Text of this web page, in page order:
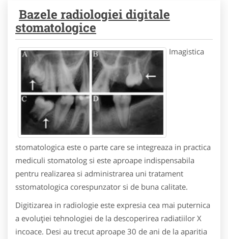
Bazele radiologiei digitale
stomatologice
Imagistica
stomatologica este o parte care se integreaza in practica
mediculi stomatolog si este aproape indispensabila
pentru realizarea si administrarea uni tratament
sstomatologica corespunzator si de buna calitate.
Digitizarea in radiologie este expresia cea mai puternica
a evoluţiei tehnologiei de la descoperirea radiatiilor X
incoace. Desi au trecut aproape 30 de ani de la aparitia